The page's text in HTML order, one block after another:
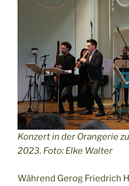
Konzert in der Orangerie
2023. Foto: Elke Walter
Während Gerog Friedrich